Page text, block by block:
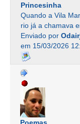
Princesinha
Quando a Vila
rio já a chamava
Enviado por
em 15/03/2026